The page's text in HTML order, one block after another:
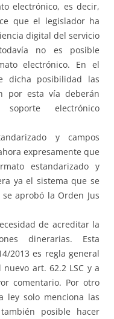
electrónico, es decir,
que el legislador ha
digital del servicio
no es posible
electrónico. En el
dicha posibilidad las
por esta vía deberán
electrónico
y campos
expresamente que
estandarizado y
ya el sistema que se
aprobó la Orden Jus
de acreditar la
dinerarias. Esta
2013 es regla general
art. 62.2 LSC y a
comentario. Por otro
ley solo menciona las
posible hacer